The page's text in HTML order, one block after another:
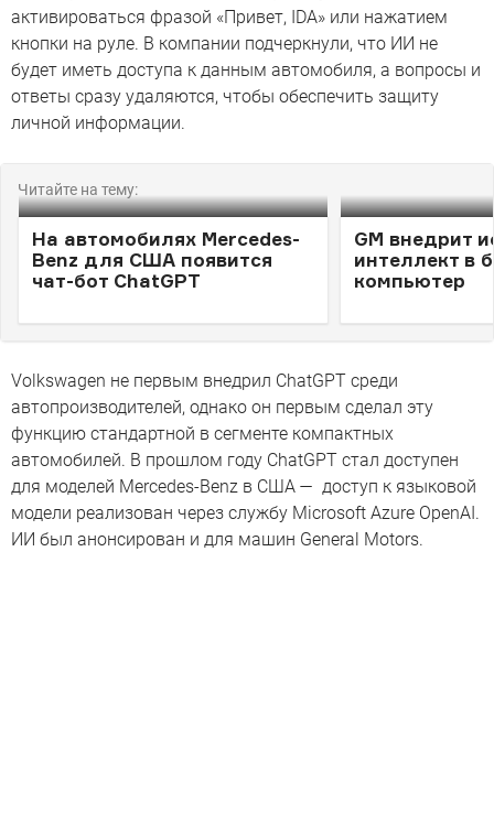
активироваться фразой «Привет, IDA» или нажатием
кнопки на руле. В компании подчеркнули, что ИИ не
будет иметь доступа к данным автомобиля, а вопросы и
ответы сразу удаляются, чтобы обеспечить защиту
личной информации.
Читайте на тему:
На автомобилях Mercedes-
Benz для США появится
чат-бот ChatGPT
GM внедрит
интеллект в
компьютер
Volkswagen не первым внедрил ChatGPT среди
автопроизводителей, однако он первым сделал эту
функцию стандартной в сегменте компактных
автомобилей. В прошлом году ChatGPT стал доступен
для моделей Mercedes-Benz в США — доступ к языковой
модели реализован через службу Microsoft Azure OpenAI.
ИИ был анонсирован и для машин General Motors.